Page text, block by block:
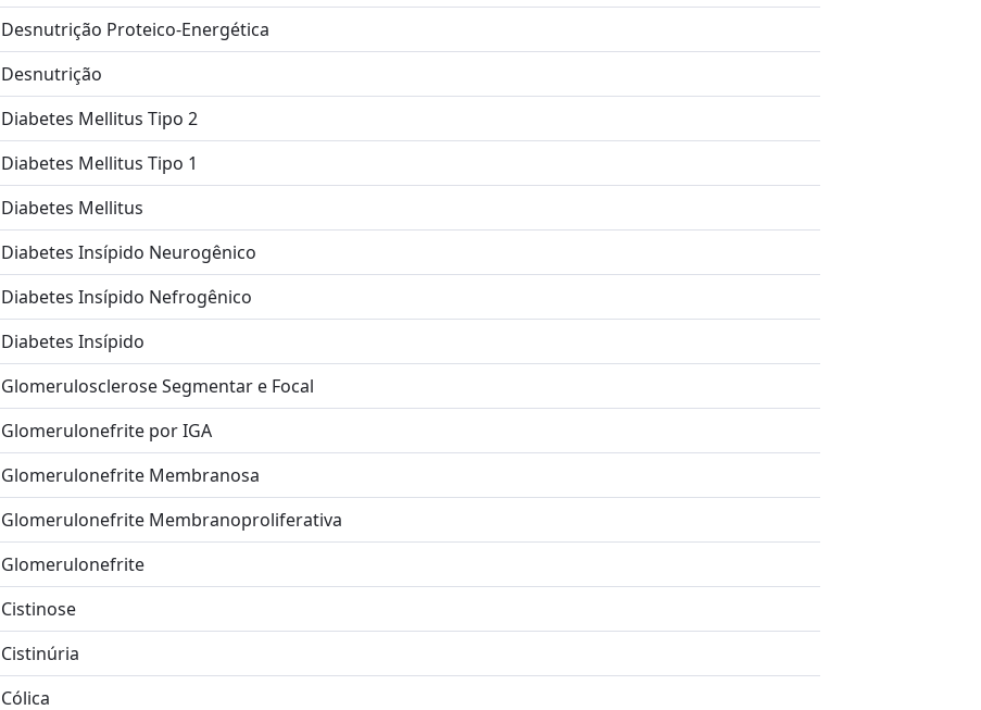
Desnutrição Proteico-Energética
Desnutrição
Diabetes Mellitus Tipo 2
Diabetes Mellitus Tipo 1
Diabetes Mellitus
Diabetes Insípido Neurogênico
Diabetes Insípido Nefrogênico
Diabetes Insípido
Glomerulosclerose Segmentar e Focal
Glomerulonefrite por IGA
Glomerulonefrite Membranosa
Glomerulonefrite Membranoproliferativa
Glomerulonefrite
Cistinose
Cistinúria
Cólica